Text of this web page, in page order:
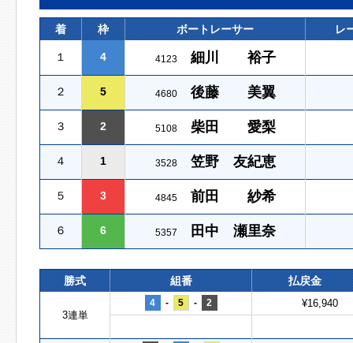
着 枠 ボートレーサー レ
１ 4 4123 細川 裕子
２ 5 4680 後藤 美翼
３ 2 5108 柴田 愛梨
４ 1 3528 笠野 友紀恵
５ 3 4845 前田 紗希
６ 6 5357 田中 瀬里奈
勝式 組番 払戻金
3連単
4 - 5 - 2 ¥16,940